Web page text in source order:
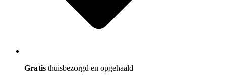
Gratis thuisbezorgd en opgehaald